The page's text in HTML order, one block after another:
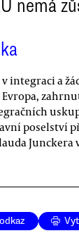
nemá
integraci a
poselství
Junckera